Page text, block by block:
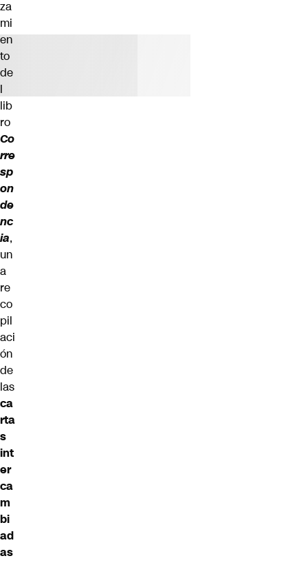
za
mi
en
to
de
l
lib
ro
Co
rre
sp
on
de
nc
ia,
un
a
re
co
pil
aci
ón
de
las
ca
rta
s
int
er
ca
m
bi
ad
as